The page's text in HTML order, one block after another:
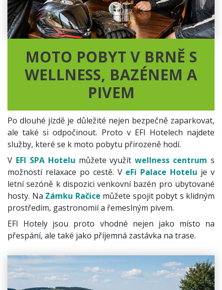
MOTO POBYT V BRNĚ S
WELLNESS, BAZÉNEM A
PIVEM
Po dlouhé jízdě je důležité nejen bezpečně zaparkovat,
ale také si odpočinout. Proto v EFI Hotelech najdete
služby, které se k moto pobytu přirozeně hodí.
V EFI SPA Hotelu můžete využítwellness centrum s
možností relaxace po cestě. V eFi Palace Hotelu je v
letní sezóně k dispozici venkovní bazén pro ubytované
hosty. Na Zámku Račice můžete spojit pobyt s klidným
prostředím, gastronomií a řemeslným pivem.
EFI Hotely jsou proto vhodné nejen jako místo na
přespání, ale také jako příjemná zastávka na trase.